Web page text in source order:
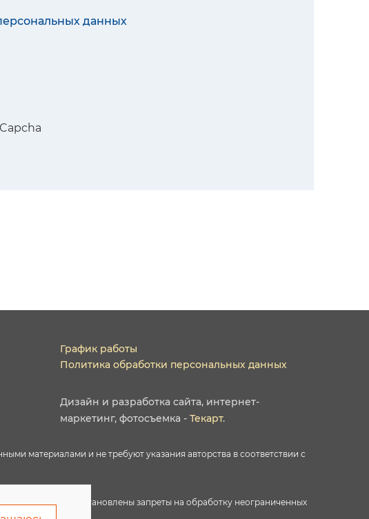
данных
График работы
Политика обработки персональных данных
Дизайн и разработка сайта, интернет-
маркетинг, фотосъемка - Текарт.
материалами и не требуют указания авторства в соответствии с
ФЗ. Субъектами установлены запреты на обработку неограниченных